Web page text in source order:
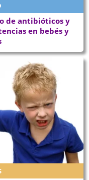
de antibióticos y
en bebés y